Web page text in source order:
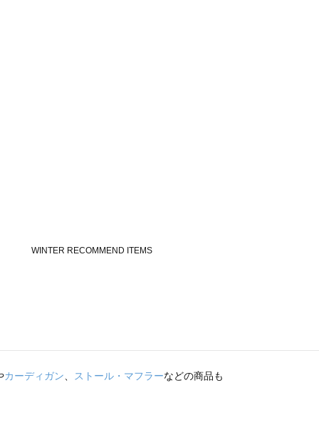
カーディガン、 ストール・マフラーなどの商品も